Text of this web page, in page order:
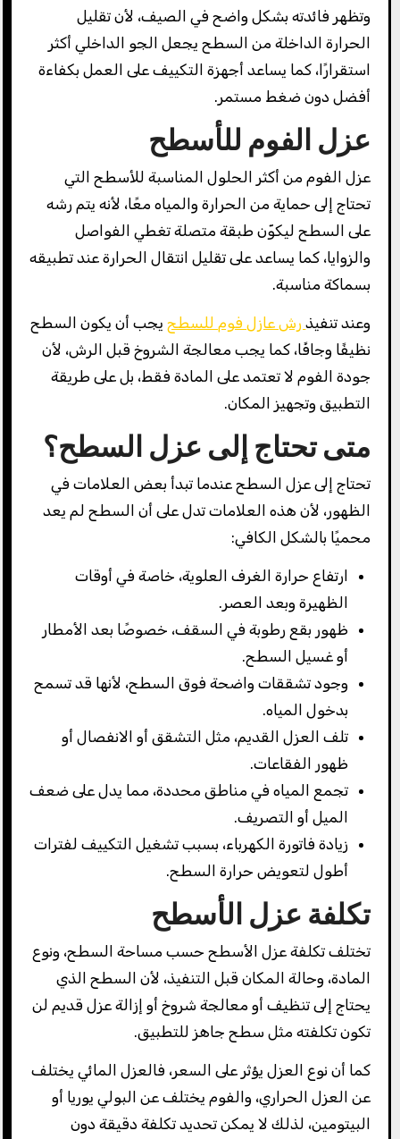
وتظهر فائدته بشكل واضح في الصيف، لأن تقليل
الحرارة الداخلة من السطح يجعل الجو الداخلي أكثر
استقرارًا، كما يساعد أجهزة التكييف على العمل بكفاءة
أفضل دون ضغط مستمر.
عزل الفوم للأسطح
عزل الفوم من أكثر الحلول المناسبة للأسطح التي
تحتاج إلى حماية من الحرارة والمياه معًا، لأنه يتم رشه
على السطح ليكوّن طبقة متصلة تغطي الفواصل
والزوايا، كما يساعد على تقليل انتقال الحرارة عند تطبيقه
بسماكة مناسبة.
وعند تنفيذرش عازل فوم للسطحيجب أن يكون السطح
نظيفًا وجافًا، كما يجب معالجة الشروخ قبل الرش، لأن
جودة الفوم لا تعتمد على المادة فقط، بل على طريقة
التطبيق وتجهيز المكان.
متى تحتاج إلى عزل السطح؟
تحتاج إلى عزل السطح عندما تبدأ بعض العلامات في
الظهور، لأن هذه العلامات تدل على أن السطح لم يعد
محميًا بالشكل الكافي:
ارتفاع حرارة الغرف العلوية، خاصة في أوقات
الظهيرة وبعد العصر.
ظهور بقع رطوبة في السقف، خصوصًا بعد الأمطار
أو غسيل السطح.
وجود تشققات واضحة فوق السطح، لأنها قد تسمح
بدخول المياه.
تلف العزل القديم، مثل التشقق أو الانفصال أو
ظهور الفقاعات.
تجمع المياه في مناطق محددة، مما يدل على ضعف
الميل أو التصريف.
زيادة فاتورة الكهرباء، بسبب تشغيل التكييف لفترات
أطول لتعويض حرارة السطح.
تكلفة عزل الأسطح
تختلف تكلفة عزل الأسطح حسب مساحة السطح، ونوع
المادة، وحالة المكان قبل التنفيذ، لأن السطح الذي
يحتاج إلى تنظيف أو معالجة شروخ أو إزالة عزل قديم لن
تكون تكلفته مثل سطح جاهز للتطبيق.
كما أن نوع العزل يؤثر على السعر، فالعزل المائي يختلف
عن العزل الحراري، والفوم يختلف عن البولي يوريا أو
البيتومين، لذلك لا يمكن تحديد تكلفة دقيقة دون